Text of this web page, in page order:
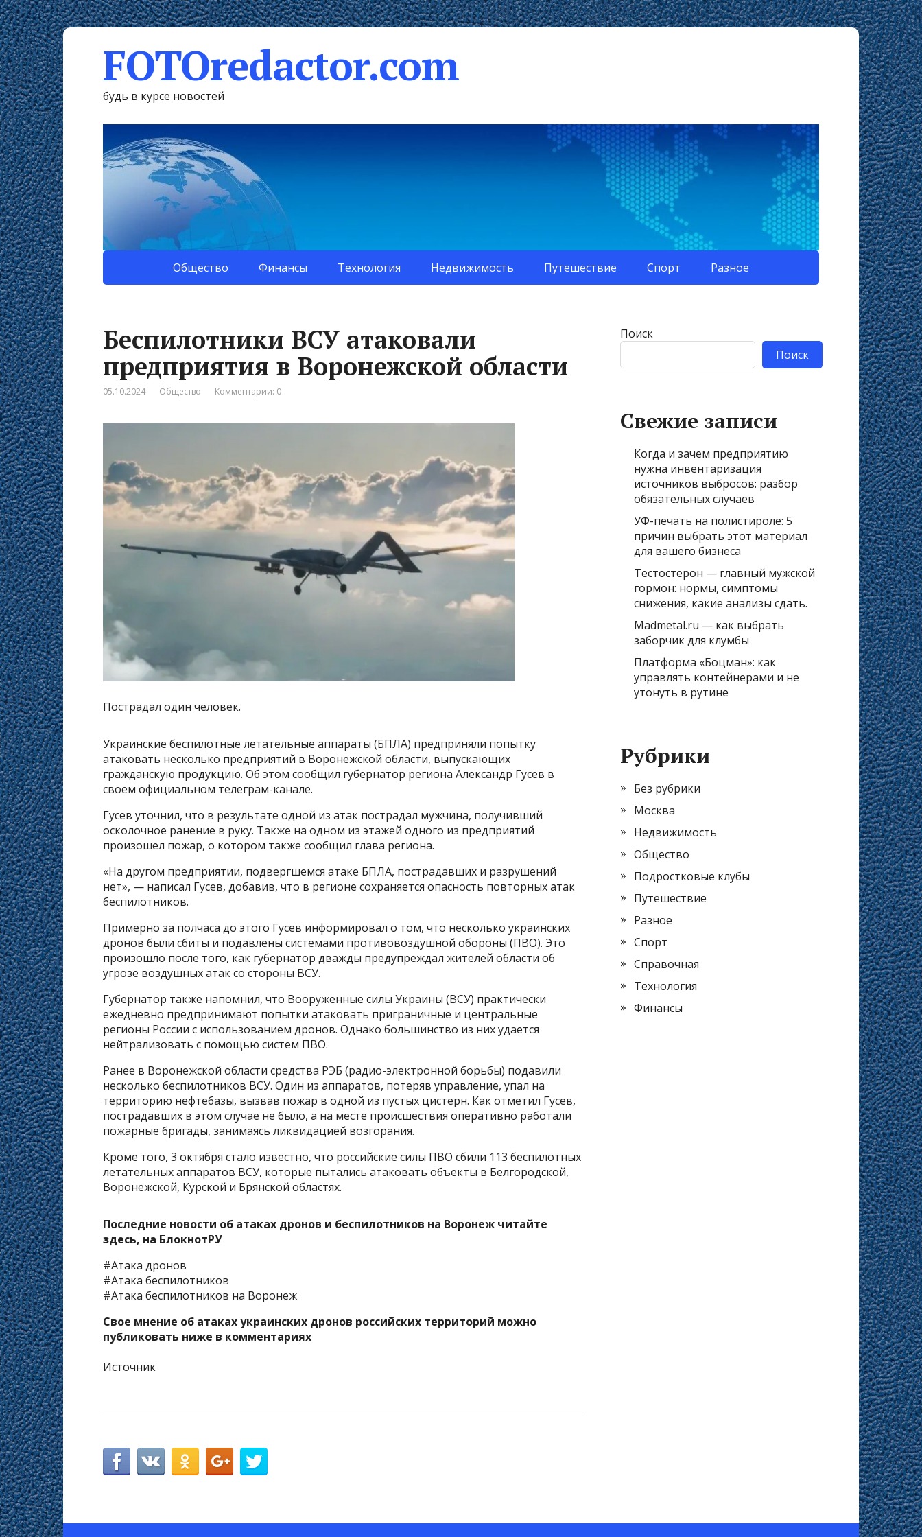
FOTOredactor.com
будь в курсе новостей
Общество Финансы Технология Недвижимость Путешествие Спорт Разное
Беспилотники ВСУ атаковали
предприятия в Воронежской области
05.10.2024 Общество Комментарии: 0
Пострадал один человек.
Украинские беспилотные летательные аппараты (БПЛА) предприняли попытку
атаковать несколько предприятий в Воронежской области, выпускающих
гражданскую продукцию. Об этом сообщил губернатор региона Александр Гусев в
своем официальном телеграм-канале.
Гусев уточнил, что в результате одной из атак пострадал мужчина, получивший
осколочное ранение в руку. Также на одном из этажей одного из предприятий
произошел пожар, о котором также сообщил глава региона.
«На другом предприятии, подвергшемся атаке БПЛА, пострадавших и разрушений
нет», — написал Гусев, добавив, что в регионе сохраняется опасность повторных атак
беспилотников.
Примерно за полчаса до этого Гусев информировал о том, что несколько украинских
дронов были сбиты и подавлены системами противовоздушной обороны (ПВО). Это
произошло после того, как губернатор дважды предупреждал жителей области об
угрозе воздушных атак со стороны ВСУ.
Губернатор также напомнил, что Вооруженные силы Украины (ВСУ) практически
ежедневно предпринимают попытки атаковать приграничные и центральные
регионы России с использованием дронов. Однако большинство из них удается
нейтрализовать с помощью систем ПВО.
Ранее в Воронежской области средства РЭБ (радио-электронной борьбы) подавили
несколько беспилотников ВСУ. Один из аппаратов, потеряв управление, упал на
территорию нефтебазы, вызвав пожар в одной из пустых цистерн. Как отметил Гусев,
пострадавших в этом случае не было, а на месте происшествия оперативно работали
пожарные бригады, занимаясь ликвидацией возгорания.
Кроме того, 3 октября стало известно, что российские силы ПВО сбили 113 беспилотных
летательных аппаратов ВСУ, которые пытались атаковать объекты в Белгородской,
Воронежской, Курской и Брянской областях.
Последние новости об атаках дронов и беспилотников на Воронеж читайте
здесь, на БлокнотРУ
#Атака дронов
#Атака беспилотников
#Атака беспилотников на Воронеж
Свое мнение об атаках украинских дронов российских территорий можно
публиковать ниже в комментариях
Источник
Поиск
Поиск
Свежие записи
Когда и зачем предприятию
нужна инвентаризация
источников выбросов: разбор
обязательных случаев
УФ-печать на полистироле: 5
причин выбрать этот материал
для вашего бизнеса
Тестостерон — главный мужской
гормон: нормы, симптомы
снижения, какие анализы сдать.
Madmetal.ru — как выбрать
заборчик для клумбы
Платформа «Боцман»: как
управлять контейнерами и не
утонуть в рутине
Рубрики
Без рубрики
Москва
Недвижимость
Общество
Подростковые клубы
Путешествие
Разное
Спорт
Справочная
Технология
Финансы